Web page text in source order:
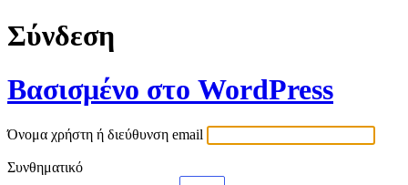
Σύνδεση
Βασισμένο στο WordPress
Όνομα χρήστη ή διεύθυνση email
Συνθηματικό